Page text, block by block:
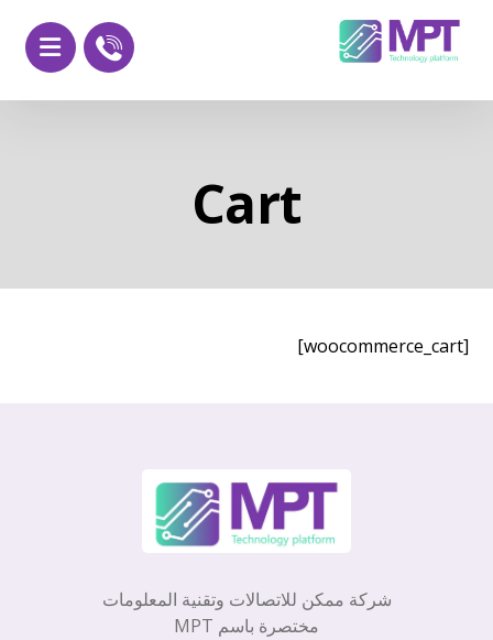
Cart
[woocommerce_cart]
شركة ممكن للاتصالات وتقنية المعلومات
مختصرة باسم MPT